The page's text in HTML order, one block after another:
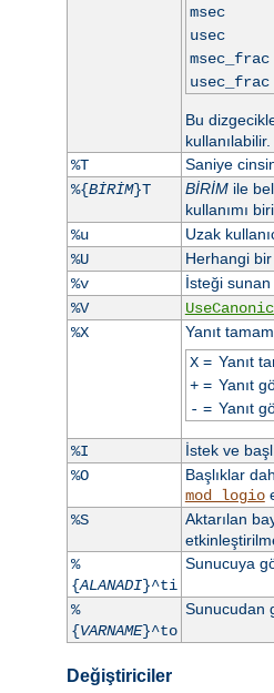
msec
usec
msec_frac
usec_frac
Bu
kullanılabilir.
%T
Saniye
%{BİRİM}T BİRİMile
kullanımı
%u
Uzak
%U
Herhangi
%v
İsteği
%V
%X
Yanıt
X= Yanıt
+= Yanıt
- = Yanıt
%I İstek ve
%O
Başlıklar
mod_logio
%S
Aktarılan
%
{ALANADI}^ti
Sunucuya
%
{VARNAME}^to
Sunucudan
Değiştiriciler